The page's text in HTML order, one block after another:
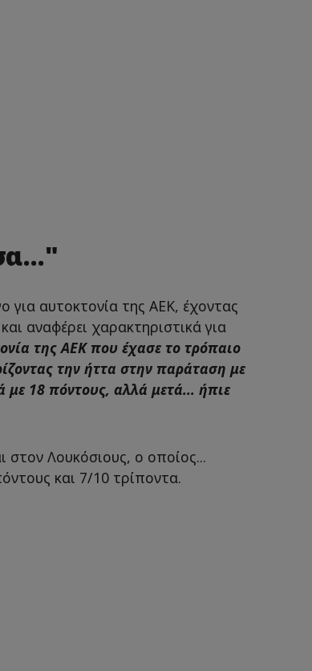
για αυτοκτονία της ΑΕΚ, έχοντας
και αναφέρει χαρακτηριστικά για
της ΑΕΚ που έχασε το τρόπαιο
την ήττα στην παράταση με
με 18 πόντους, αλλά μετά... ήπιε
στον Λουκόσιους, ο οποίος...
και 7/10 τρίποντα.